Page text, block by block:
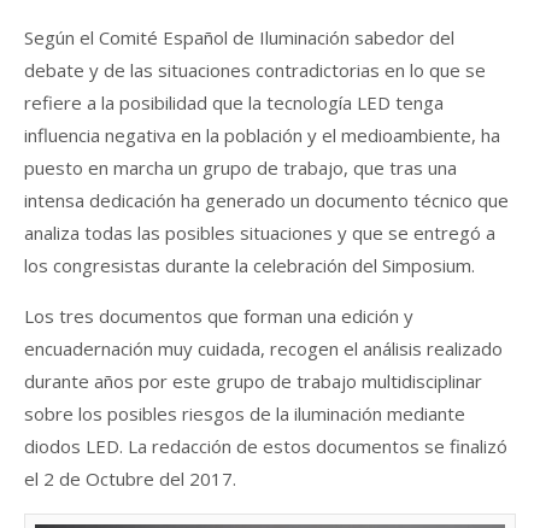
Según el Comité Español de Iluminación sabedor del
debate y de las situaciones contradictorias en lo que se
refiere a la posibilidad que la tecnología LED tenga
influencia negativa en la población y el medioambiente, ha
puesto en marcha un grupo de trabajo, que tras una
intensa dedicación ha generado un documento técnico que
analiza todas las posibles situaciones y que se entregó a
los congresistas durante la celebración del Simposium.
Los tres documentos que forman una edición y
encuadernación muy cuidada, recogen el análisis realizado
durante años por este grupo de trabajo multidisciplinar
sobre los posibles riesgos de la iluminación mediante
diodos LED. La redacción de estos documentos se finalizó
el 2 de Octubre del 2017.